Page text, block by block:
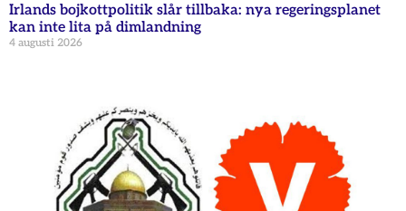
Irlands bojkottpolitik slår tillbaka: nya regeringsplanet
kan inte lita på dimlandning
4 augusti 2026